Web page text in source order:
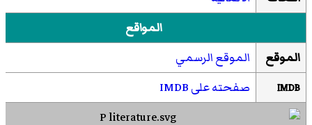
المواقع
الموقع
الموقع الرسمي
IMDB صفحته على IMDB